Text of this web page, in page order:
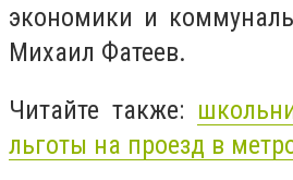
экономики и
Михаил Фатеев.
Читайте также:
льготы на проезд в